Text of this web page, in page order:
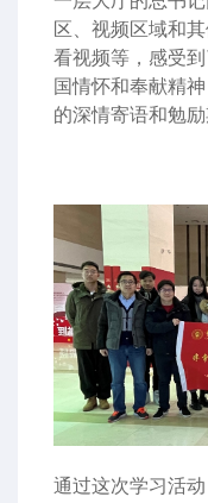
区、视频区域和
看视频等，感受
国情怀和奉献精
的深情寄语和勉励
通过这次学习活